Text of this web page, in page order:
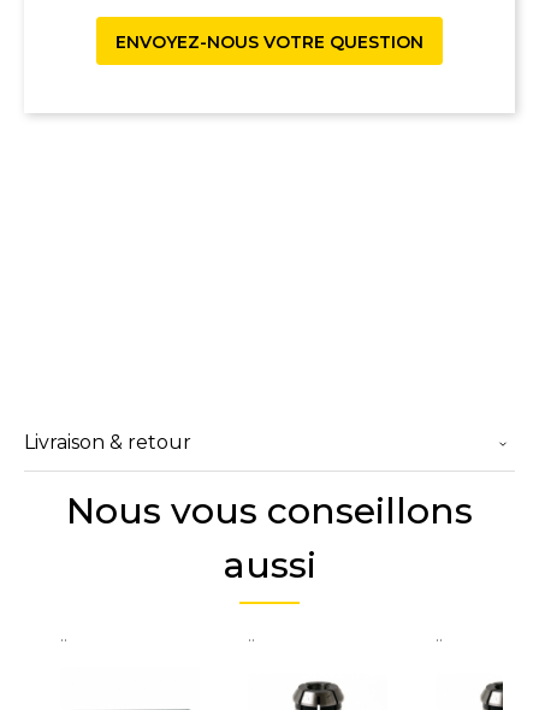
ENVOYEZ-NOUS VOTRE QUESTION
Livraison & retour
Nous vous conseillons
aussi
.. .. ..